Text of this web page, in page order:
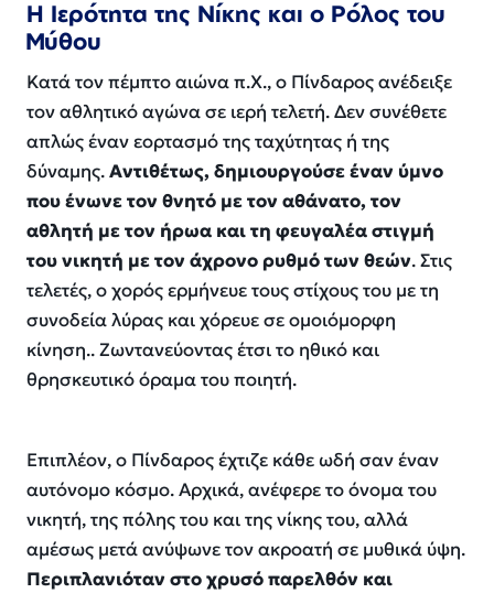
Η Ιερότητα της Νίκης και ο Ρόλος του
Μύθου
Κατά τον πέμπτο αιώνα π.Χ., ο Πίνδαρος ανέδειξε
τον αθλητικό αγώνα σε ιερή τελετή. Δεν συνέθετε
απλώς έναν εορτασμό της ταχύτητας ή της
δύναμης.Αντιθέτως, δημιουργούσε έναν ύμνο
που ένωνε τον θνητό με τον αθάνατο, τον
αθλητή με τον ήρωα και τη φευγαλέα στιγμή
του νικητή με τον άχρονο ρυθμό των θεών. Στις
τελετές, ο χορός ερμήνευε τους στίχους του με τη
συνοδεία λύρας και χόρευε σε ομοιόμορφη
κίνηση.. Ζωντανεύοντας έτσι το ηθικό και
θρησκευτικό όραμα του ποιητή.
Επιπλέον, ο Πίνδαρος έχτιζε κάθε ωδή σαν έναν
αυτόνομο κόσμο. Αρχικά, ανέφερε το όνομα του
νικητή, της πόλης του και της νίκης του, αλλά
αμέσως μετά ανύψωνε τον ακροατή σε μυθικά ύψη.
Περιπλανιόταν στο χρυσό παρελθόν και